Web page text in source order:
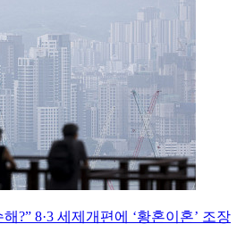
?” 8·3 세제개편에 ‘황혼이혼’ 조장